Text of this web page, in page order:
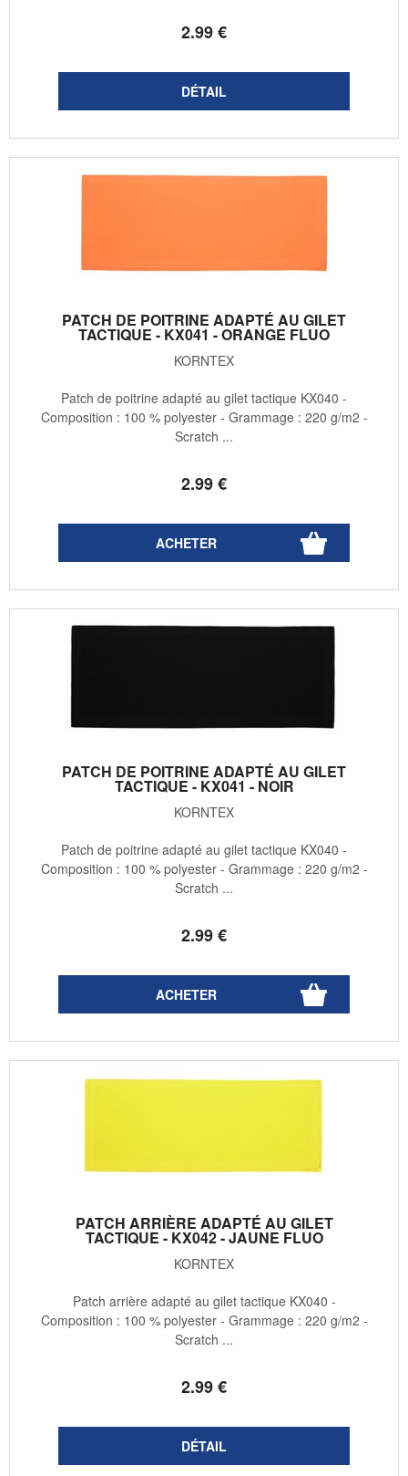
2.99€
PATCH DE POITRINE ADAPTÉ AU GILET
TACTIQUE - KX041 - ORANGE FLUO
KORNTEX
2.99€
Patch de poitrine adapté au gilet tactique KX040 -
Composition : 100 % polyester - Grammage : 220 g/m2 -
Scratch ...
PATCH DE POITRINE ADAPTÉ AU GILET
TACTIQUE - KX041 - NOIR
KORNTEX
2.99€
Patch de poitrine adapté au gilet tactique KX040 -
Composition : 100 % polyester - Grammage : 220 g/m2 -
Scratch ...
PATCH ARRIÈRE ADAPTÉ AU GILET
TACTIQUE - KX042 - JAUNE FLUO
KORNTEX
2.99€
Patch arrière adapté au gilet tactique KX040 -
Composition : 100 % polyester - Grammage : 220 g/m2 -
Scratch ...